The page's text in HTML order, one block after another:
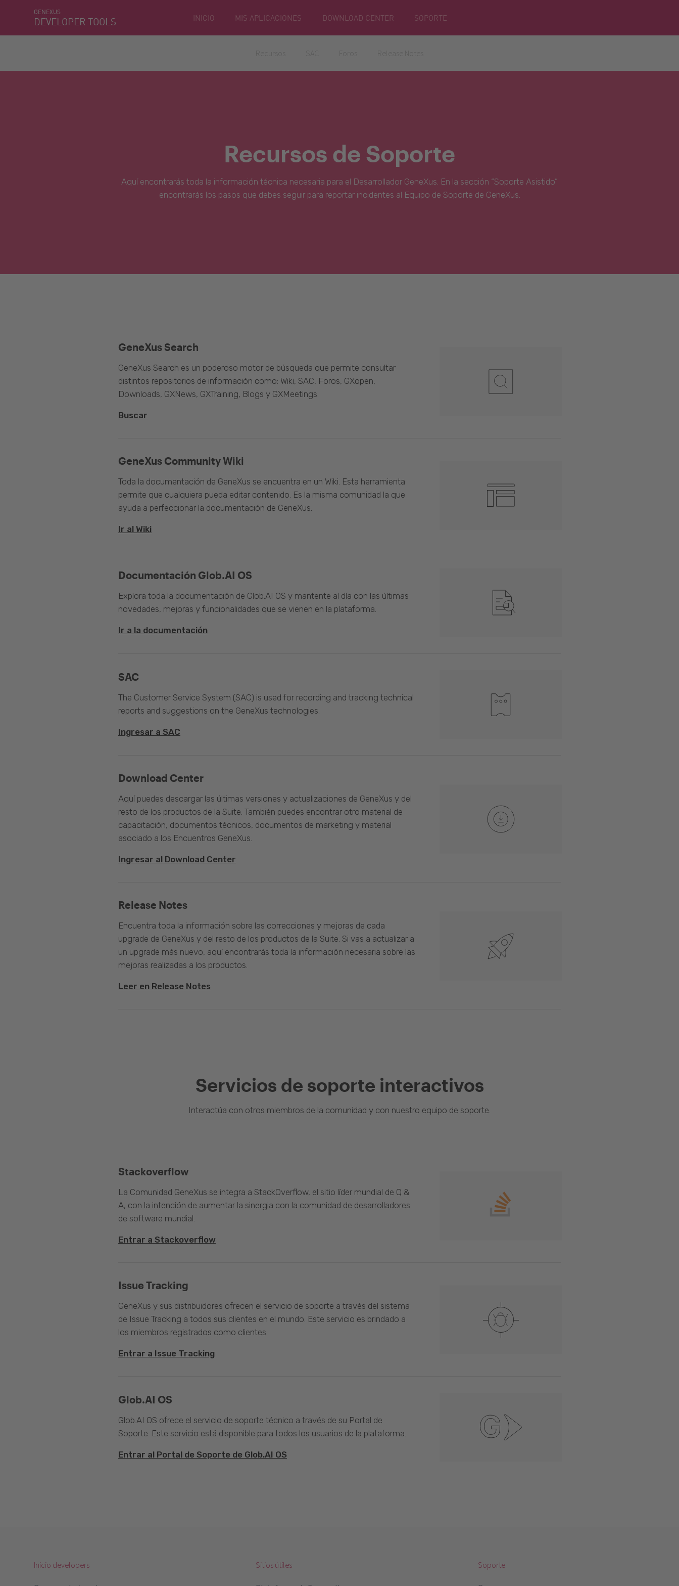
GENEXUS
DEVELOPER TOOLS INICIO MIS APLICACIONES DOWNLOAD CENTER SOPORTE
Recursos de Soporte
Aquí encontrarás toda la información técnica necesaria para el Desarrollador GeneXus. En la sección “Soporte Asistido”
encontrarás los pasos que debes seguir para reportar incidentes al Equipo de Soporte de GeneXus.
GeneXus Community Wiki
Toda la documentación de GeneXus se encuentra en un Wiki. Esta herramienta
permite que cualquiera pueda editar contenido. Es la misma comunidad la que
ayuda a perfeccionar la documentación de GeneXus.
Ir al Wiki
GeneXus Search
GeneXus Search es un poderoso motor de búsqueda que permite consultar
distintos repositorios de información como: Wiki, SAC, Foros, GXopen,
Downloads, GXNews, GXTraining, Blogs y GXMeetings.
Buscar
Documentación Glob.AI OS
Explora toda la documentación de Glob.AI OS y mantente al día con las últimas
novedades, mejoras y funcionalidades que se vienen en la plataforma.
Ir a la documentación
SAC
The Customer Service System (SAC) is used for recording and tracking technical
reports and suggestions on the GeneXus technologies.
Ingresar a SAC
Download Center
Aquí puedes descargar las últimas versiones y actualizaciones de GeneXus y del
resto de los productos de la Suite. También puedes encontrar otro material de
capacitación, documentos técnicos, documentos de marketing y material
asociado a los Encuentros GeneXus.
Ingresar al Download Center
Release Notes
Encuentra toda la información sobre las correcciones y mejoras de cada
upgrade de GeneXus y del resto de los productos de la Suite. Si vas a actualizar a
un upgrade más nuevo, aquí encontrarás toda la información necesaria sobre las
mejoras realizadas a los productos.
Leer en Release Notes
Servicios de soporte interactivos
Interactúa con otros miembros de la comunidad y con nuestro equipo de soporte.
Stackoverflow
La Comunidad GeneXus se integra a StackOverflow, el sitio líder mundial de Q &
A, con la intención de aumentar la sinergia con la comunidad de desarrolladores
de software mundial.
Entrar a Stackoverflow
Issue Tracking
GeneXus y sus distribuidores ofrecen el servicio de soporte a través del sistema
de Issue Tracking a todos sus clientes en el mundo. Este servicio es brindado a
los miembros registrados como clientes.
Entrar a Issue Tracking
Glob.AI OS
Glob.AI OS ofrece el servicio de soporte técnico a través de su Portal de
Soporte. Este servicio está disponible para todos los usuarios de la plataforma.
Entrar al Portal de Soporte de Glob.AI OS
Inicio developers Sitios útiles Soporte